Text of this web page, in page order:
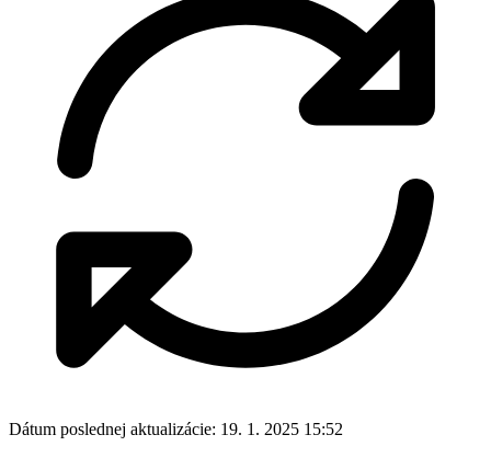
Dátum poslednej aktualizácie: 19. 1. 2025 15:52